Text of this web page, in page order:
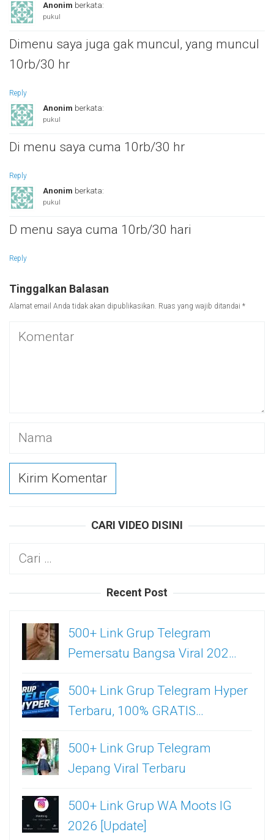
Anonim berkata:
pukul
Dimenu saya juga gak muncul, yang muncul
10rb/30 hr
Reply
Anonim berkata:
pukul
Di menu saya cuma 10rb/30 hr
Reply
Anonim berkata:
pukul
D menu saya cuma 10rb/30 hari
Reply
Tinggalkan Balasan
Alamat email Anda tidak akan dipublikasikan. Ruas yang wajib ditandai *
CARI VIDEO DISINI
Cari
Recent Post
500+ Link Grup Telegram
Pemersatu Bangsa Viral 202…
500+ Link Grup Telegram Hyper
Terbaru, 100% GRATIS…
500+ Link Grup Telegram
Jepang Viral Terbaru
500+ Link Grup WA Moots IG
2026 [Update]